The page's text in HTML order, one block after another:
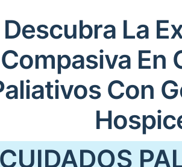
Descubra La
Compasiva En
Con
CUIDADOS